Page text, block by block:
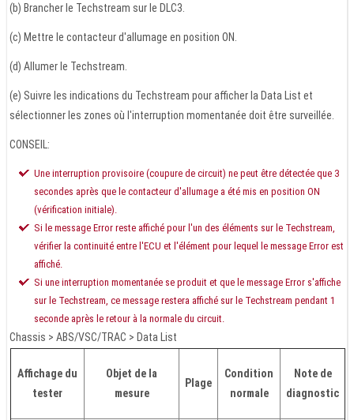
(b) Brancher le Techstream sur le DLC3.
(c) Mettre le contacteur d'allumage en position ON.
(d) Allumer le Techstream.
(e) Suivre les indications du Techstream pour afficher la Data List et
sélectionner les zones où l'interruption momentanée doit être surveillée.
CONSEIL:
Une interruption provisoire (coupure de circuit) ne peut être détectée que 3
secondes après que le contacteur d'allumage a été mis en position ON
(vérification initiale).
Si le message Error reste affiché pour l'un des éléments sur le Techstream,
vérifier la continuité entre l'ECU et l'élément pour lequel le message Error est
affiché.
Si une interruption momentanée se produit et que le message Error s'affiche
sur le Techstream, ce message restera affiché sur le Techstream pendant 1
seconde après le retour à la normale du circuit.
Chassis > ABS/VSC/TRAC > Data List
Affichage du
tester
Objet de la
mesure
Plage
Condition
normale
Note de
diagnostic